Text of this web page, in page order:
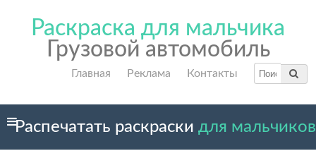
Раскраска для мальчика
Грузовой автомобиль
Главная Реклама Контакты
Распечатать раскраски для мальчиков